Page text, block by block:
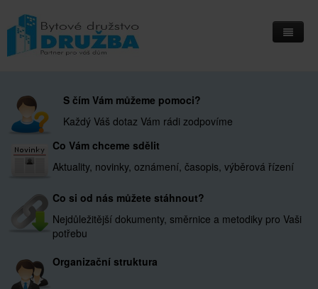
S čím Vám můžeme pomoci?
Každý Váš dotaz Vám rádi zodpovíme
Co Vám chceme sdělit
Aktuality, novinky, oznámení, časopis, výběrová řízení
Co si od nás můžete stáhnout?
Nejdůležitější dokumenty, směrnice a metodiky pro Vaši
potřebu
Organizační struktura
Informační deska
Přihlášení do IS Integri
Kontakty
Kde nás najdete